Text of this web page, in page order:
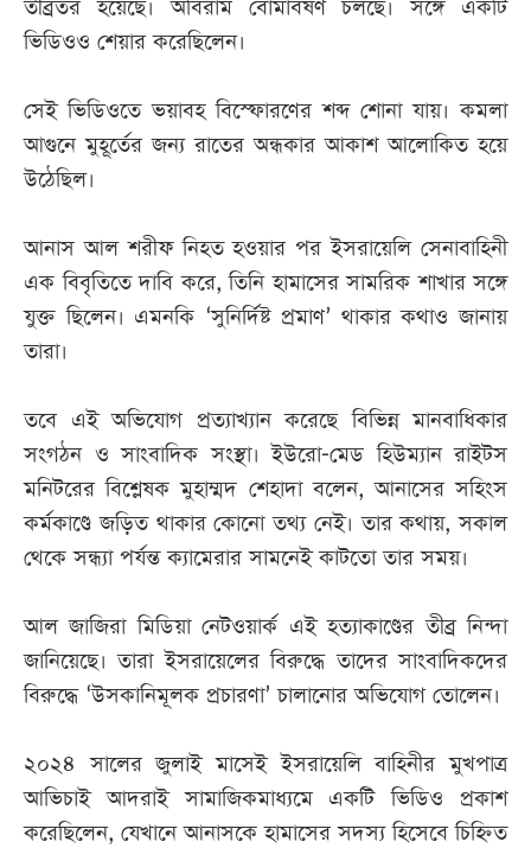
তীব্রতর হয়েছে। অবিরাম বোমাবর্ষণ চলছে। সঙ্গে একটি
ভিডিওও শেয়ার করেছিলেন।
সেই ভিডিওতে ভয়াবহ বিস্ফোরণের শব্দ শোনা যায়। কমলা
আগুনে মুহূর্তের জন্য রাতের অন্ধকার আকাশ আলোকিত হয়ে
উঠেছিল।
আনাস আল শরীফ নিহত হওয়ার পর ইসরায়েলি সেনাবাহিনী
এক বিবৃতিতে দাবি করে, তিনি হামাসের সামরিক শাখার সঙ্গে
যুক্ত ছিলেন। এমনকি ‘সুনির্দিষ্ট প্রমাণ’ থাকার কথাও জানায়
তারা।
তবে এই অভিযোগ প্রত্যাখ্যান করেছে বিভিন্ন মানবাধিকার
সংগঠন ও সাংবাদিক সংস্থা। ইউরো-মেড হিউম্যান রাইটস
মনিটরের বিশ্লেষক মুহাম্মদ শেহাদা বলেন, আনাসের সহিংস
কর্মকাণ্ডে জড়িত থাকার কোনো তথ্য নেই। তার কথায়, সকাল
থেকে সন্ধ্যা পর্যন্ত ক্যামেরার সামনেই কাটতো তার সময়।
আল জাজিরা মিডিয়া নেটওয়ার্ক এই হত্যাকাণ্ডের তীব্র নিন্দা
জানিয়েছে। তারা ইসরায়েলের বিরুদ্ধে তাদের সাংবাদিকদের
বিরুদ্ধে ‘উসকানিমূলক প্রচারণা’ চালানোর অভিযোগ তোলেন।
২০২৪ সালের জুলাই মাসেই ইসরায়েলি বাহিনীর মুখপাত্র
আভিচাই আদরাই সামাজিকমাধ্যমে একটি ভিডিও প্রকাশ
করেছিলেন, যেখানে আনাসকে হামাসের সদস্য হিসেবে চিহ্নিত